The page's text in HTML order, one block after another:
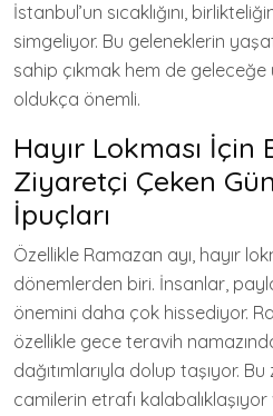
İstanbul’un sıcaklığını,
simgeliyor. Bu geleneklerin
sahip çıkmak hem de geleceğe
oldukça önemli.
Hayır Lokması İçin
Ziyaretçi Çeken
İpuçları
Özellikle Ramazan ayı, hayır
dönemlerden biri. İnsanlar,
önemini daha çok hissediyor.
özellikle gece teravih
dağıtımlarıyla dolup taşıyor.
camilerin etrafı